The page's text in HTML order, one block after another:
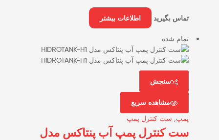
تماس بگیرید اطلاعات بیشتر
تمام شده
سنجش
مشاهده سریع
پمپ ست کنترل پمپ
ست کنترل پمپ آب پنتاکس مدل